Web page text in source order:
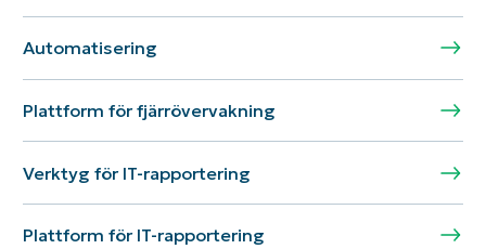
Automatisering
Plattform för fjärrövervakning
Verktyg för IT-rapportering
Plattform för IT-rapportering